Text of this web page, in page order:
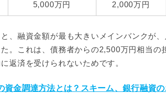
5,000万円 2,000万円
と、融資金額が最も大きいメインバンクが
。これは、債務者からの2,500万円相当の
返済を受けられないためです。
資金調達方法とは？スキーム、銀行融資